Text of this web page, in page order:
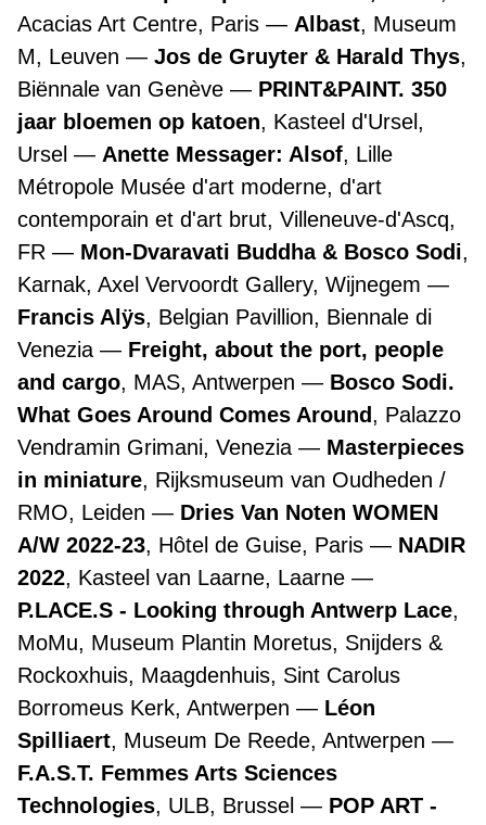
Acacias Art Centre, Paris
Albast, Museum
M, Leuven
Jos de Gruyter & Harald Thys,
Biënnale van Genève
PRINT&PAINT. 350
jaar bloemen op katoen, Kasteel d'Ursel,
Ursel
Anette Messager: Alsof, Lille
Métropole Musée d'art moderne, d'art
contemporain et d'art brut, Villeneuve-d'Ascq,
FR
Mon-Dvaravati Buddha & Bosco Sodi,
Karnak, Axel Vervoordt Gallery, Wijnegem
Francis Alÿs, Belgian Pavillion, Biennale di
Venezia
Freight, about the port, people
and cargo, MAS, Antwerpen
Bosco Sodi.
What Goes Around Comes Around, Palazzo
Vendramin Grimani, Venezia
Masterpieces
in miniature, Rijksmuseum van Oudheden /
RMO, Leiden
Dries Van Noten WOMEN
A/W 2022-23, Hôtel de Guise, Paris
NADIR
2022, Kasteel van Laarne, Laarne
P.LACE.S - Looking through Antwerp Lace,
MoMu, Museum Plantin Moretus, Snijders &
Rockoxhuis, Maagdenhuis, Sint Carolus
Borromeus Kerk, Antwerpen
Léon
Spilliaert, Museum De Reede, Antwerpen
F.A.S.T. Femmes Arts Sciences
Technologies, ULB, Brussel
POP ART -